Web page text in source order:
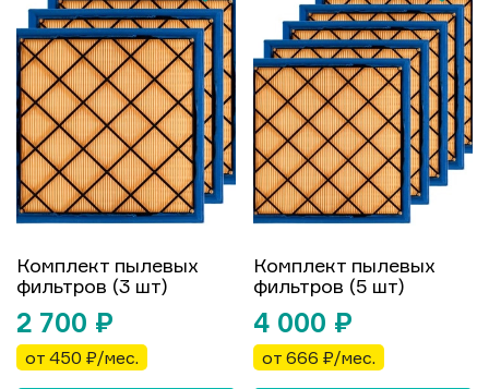
Комплект пылевых
фильтров (3 шт)
2 700 ₽
от 450 ₽/мес.
Комплект пылевых
фильтров (5 шт)
4 000 ₽
от 666 ₽/мес.